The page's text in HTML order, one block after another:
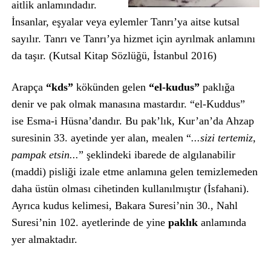
aitlik anlamındadır.
İnsanlar, eşyalar veya eylemler Tanrı’ya aitse kutsal
sayılır. Tanrı ve Tanrı’ya hizmet için ayrılmak anlamını
da taşır. (Kutsal Kitap Sözlüğü, İstanbul 2016)
Arapça“kds” kökünden gelen“el-kudus”paklığa
denir ve pak olmak manasına mastardır. “el-Kuddus”
ise Esma-i Hüsna’dandır. Bu pak’lık, Kur’an’da Ahzap
suresinin 33. ayetinde yer alan, mealen “...sizi tertemiz,
pampak etsin...” şeklindeki ibarede de algılanabilir
(maddi) pisliği izale etme anlamına gelen temizlemeden
daha üstün olması cihetinden kullanılmıştır (İsfahani).
Ayrıca kudus kelimesi, Bakara Suresi’nin 30., Nahl
Suresi’nin 102. ayetlerinde de yinepaklık anlamında
yer almaktadır.